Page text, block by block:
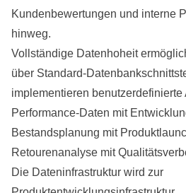
Kundenbewertungen und interne
hinweg.
Vollständige Datenhoheit
über Standard-
implementieren
Performance-Daten mit
Bestandsplanung mit
Retourenanalyse mit
Die Dateninfrastruktur wird zur